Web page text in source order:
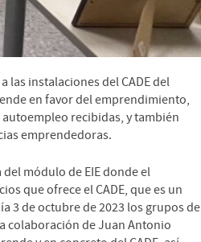
las instalaciones del CADE del
en favor del emprendimiento,
recibidas, y también
emprendedoras.
módulo de EIE donde el
que ofrece el CADE, que es un
3 de octubre de 2023 los grupos de
colaboración de Juan Antonio